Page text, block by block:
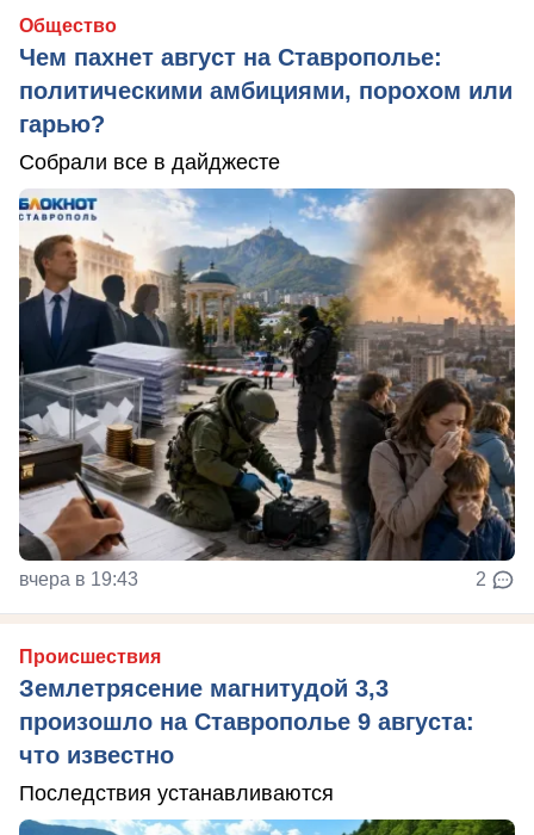
Общество
Чем пахнет август на Ставрополье:
политическими амбициями, порохом или
гарью?
Собрали все в дайджесте
вчера в 19:43 2
Происшествия
Землетрясение магнитудой 3,3
произошло на Ставрополье 9 августа:
что известно
Последствия устанавливаются